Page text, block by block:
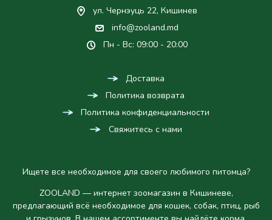
ул. Чернэуць 22, Кишинев
info@zooland.md
Пн - Вс: 09:00 - 20:00
Доставка
Политика возврата
Политика конфиденциальности
Свяжитесь с нами
Ищете все необходимое для своего любимого питомца?
ZOOLAND — интернет зоомагазин в Кишиневе,
предлагающий всё необходимое для кошек, собак, птиц, рыб